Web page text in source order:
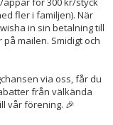
fler i familjen). När
in sin betalning till
mailen. Smidigt och
via oss, får du
från välkända
vår förening. 🎉